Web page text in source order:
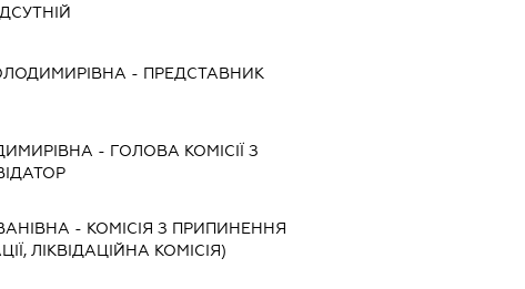
- ПРЕДСТАВНИК
- ГОЛОВА КОМІСІЇ З
- КОМІСІЯ З ПРИПИНЕННЯ
ЛІКВІДАЦІЙНА КОМІСІЯ)